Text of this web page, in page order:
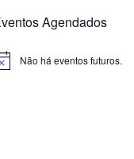
Agendados
Não há eventos futuros.